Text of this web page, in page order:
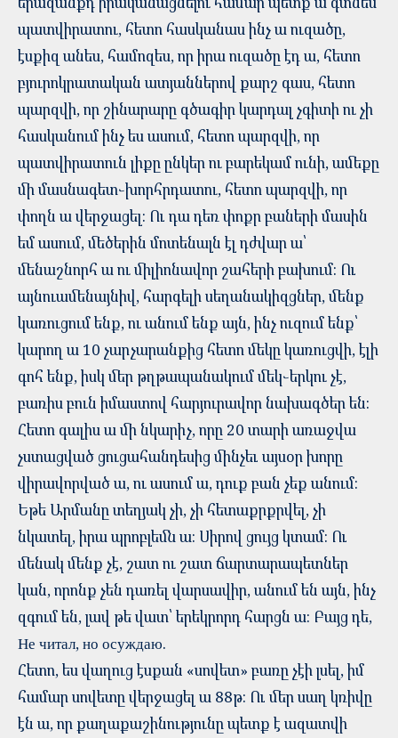
պատվիրատու, հետո հասկանաս ինչ ա ուզածը,
էսքիզ անես, համոզես, որ իրա ուզածը էդ ա, հետո
բյուրոկրատական ատյաններով քարշ գաս, հետո
պարզվի, որ շինարարը գծագիր կարդալ չգիտի ու չի
հասկանում ինչ ես ասում, հետո պարզվի, որ
պատվիրատուն լիքը ընկեր ու բարեկամ ունի, ամեքը
մի մասնագետ֊խորհրդատու, հետո պարզվի, որ
փողն ա վերջացել: Ու դա դեռ փոքր բաների մասին
եմ ասում, մեծերին մոտենալն էլ դժվար ա՝
մենաշնորհ ա ու միլիոնավոր շահերի բախում: Ու
այնուամենայնիվ, հարգելի սեղանակիզցներ, մենք
կառուցում ենք, ու անում ենք այն, ինչ ուզում ենք՝
կարող ա 10 չարչարանքից հետո մեկը կառուցվի, էլի
գոհ ենք, իսկ մեր թղթապանակում մեկ֊երկու չէ,
բառիս բուն իմաստով հարյուրավոր նախագծեր են:
Հետո գալիս ա մի նկարիչ, որը 20 տարի առաջվա
չստացված ցուցահանդեսից մինչեւ այսօր խորը
վիրավորված ա, ու ասում ա, դուք բան չեք անում:
Եթե Արմանը տեղյակ չի, չի հետաքրքրվել, չի
նկատել, իրա պրոբլեմն ա: Սիրով ցույց կտամ: Ու
մենակ մենք չէ, շատ ու շատ ճարտարապետներ
կան, որոնք չեն դառել վարսավիր, անում են այն, ինչ
զգում են, լավ թե վատ՝ երեկրորդ հարցն ա: Բայց դե,
Не читал, но осуждаю.
Հետո, ես վաղուց էսքան «սովետ» բառը չէի լսել, իմ
համար սովետը վերջացել ա 88թ: Ու մեր սաղ կռիվը
էն ա, որ քաղաքաշինությունը պետք է ազատվի